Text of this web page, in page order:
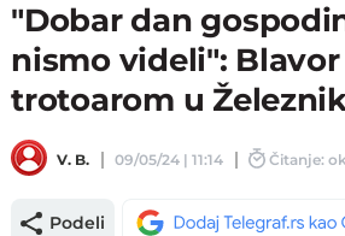
"Dobar dan
nismo videli":
trotoarom u
V. B. 09/05/24 | 11:14 Čitanje:
Podeli